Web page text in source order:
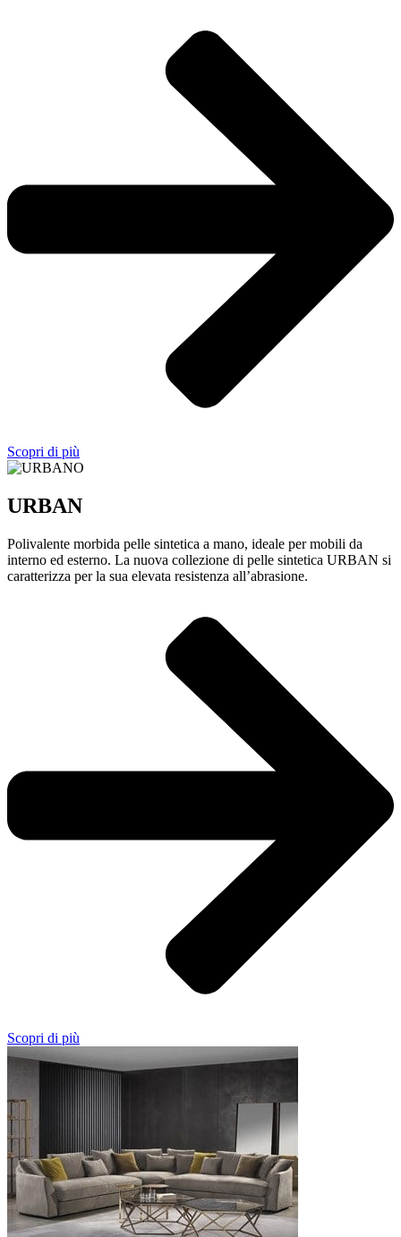
Scopri di più
URBAN
Polivalente morbida pelle sintetica a mano, ideale per mobili da
interno ed esterno. La nuova collezione di pelle sintetica URBAN si
caratterizza per la sua elevata resistenza all’abrasione.
Scopri di più